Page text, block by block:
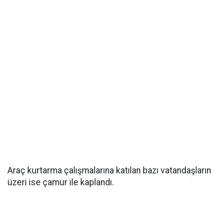
Araç kurtarma çalışmalarına katılan bazı vatandaşların
üzeri ise çamur ile kaplandı.